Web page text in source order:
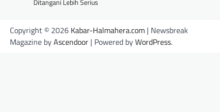
Ditangani Lebih Serius
Copyright © 2026 Kabar-Halmahera.com | Newsbreak
Magazine byAscendoor | Powered byWordPress.